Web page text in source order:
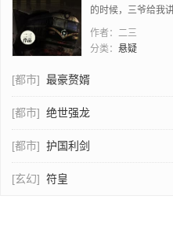
的时候，三爷给我
作者： 二三
分类： 悬疑
[都市] 最豪赘婿
[都市] 绝世强龙
[都市] 护国利剑
[玄幻] 符皇